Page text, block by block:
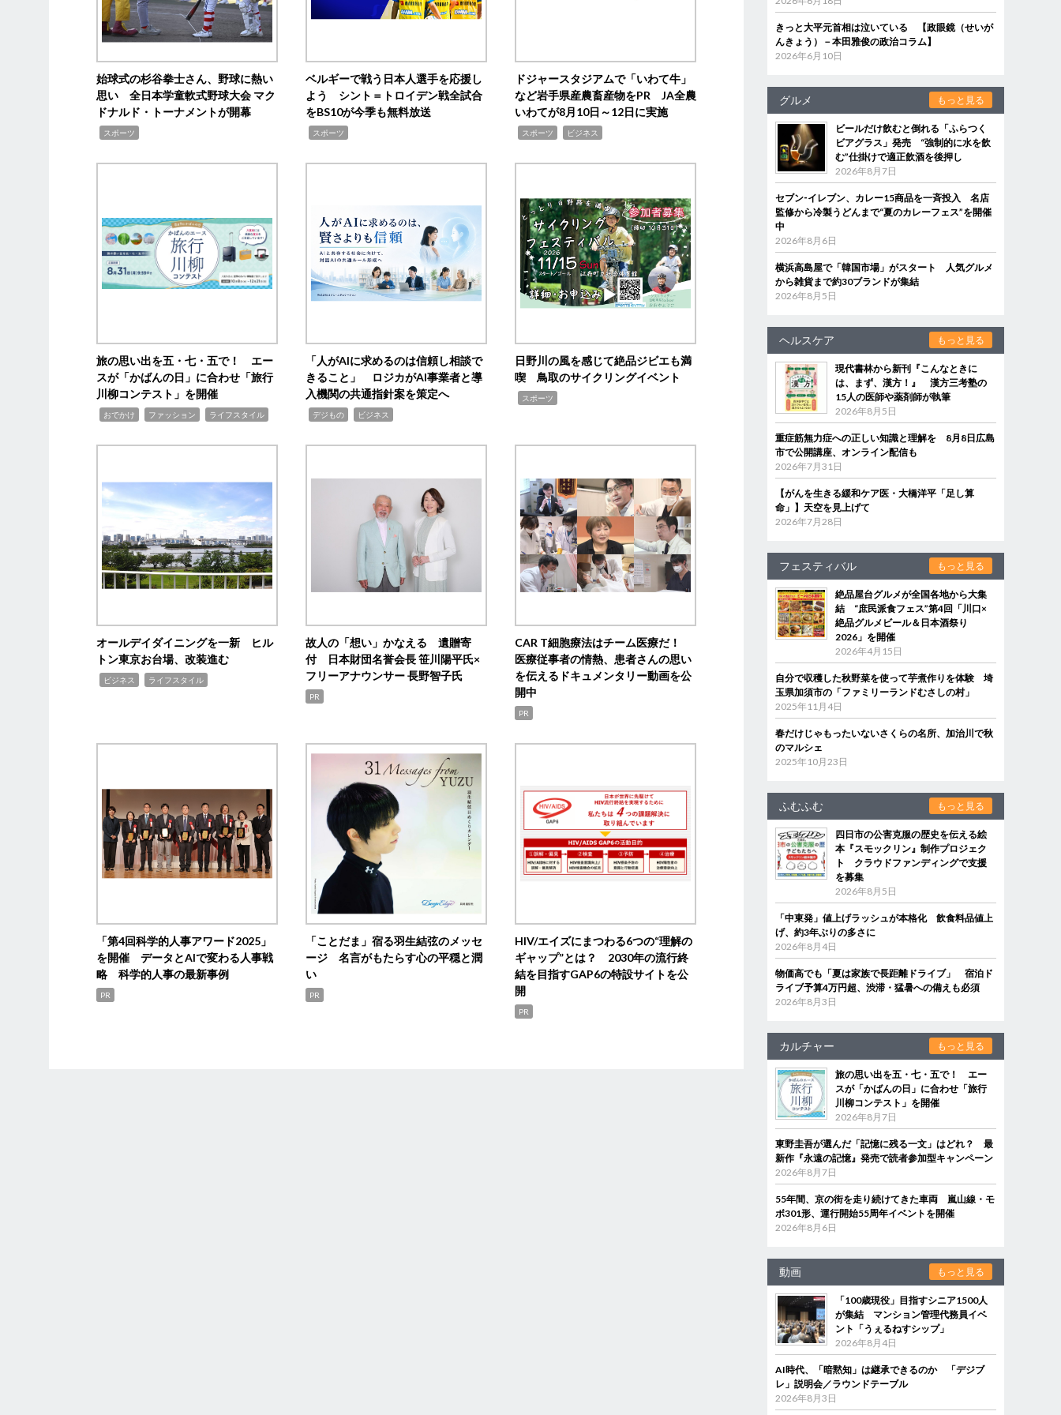
始球式の杉谷拳士さん、野球に熱い
思い 全日本学童軟式野球大会 マク
ドナルド・トーナメントが開幕
スポーツ
ベルギーで戦う日本人選手を応援し
よう シント＝トロイデン戦全試合
をBS10が今季も無料放送
スポーツ
ドジャースタジアムで「いわて牛」
など岩手県産農畜産物をPR JA全農
いわてが8月10日～12日に実施
スポーツ ビジネス
旅の思い出を五・七・五で！ エー
スが「かばんの日」に合わせ「旅行
川柳コンテスト」を開催
おでかけ ファッション ライフスタイル
「人がAIに求めるのは信頼し相談で
きること」 ロジカがAI事業者と導
入機関の共通指針案を策定へ
デジもの ビジネス
日野川の風を感じて絶品ジビエも満
喫 鳥取のサイクリングイベント
スポーツ
オールデイダイニングを一新 ヒル
トン東京お台場、改装進む
ビジネス ライフスタイル
故人の「想い」かなえる 遺贈寄
付 日本財団名誉会長 笹川陽平氏×
フリーアナウンサー 長野智子氏
PR
CAR T細胞療法はチーム医療だ！
医療従事者の情熱、患者さんの思い
を伝えるドキュメンタリー動画を公
開中
PR
「第4回科学的人事アワード2025」
を開催 データとAIで変わる人事戦
略 科学的人事の最新事例
PR
「ことだま」宿る羽生結弦のメッセ
ージ 名言がもたらす心の平穏と潤
い
PR
HIV/エイズにまつわる6つの“理解の
ギャップ”とは？ 2030年の流行終
結を目指すGAP6の特設サイトを公
開
PR
きっと大平元首相は泣いている 【政眼鏡（せいが
んきょう）－本田雅俊の政治コラム】
2026年6月10日
グルメ もっと見る
ビールだけ飲むと倒れる「ふらつく
ビアグラス」発売 “強制的に水を飲
む”仕掛けで適正飲酒を後押し
2026年8月7日
セブン‐イレブン、カレー15商品を一斉投入 名店
監修から冷製うどんまで“夏のカレーフェス”を開催
中
2026年8月6日
横浜高島屋で「韓国市場」がスタート 人気グルメ
から雑貨まで約30ブランドが集結
2026年8月5日
ヘルスケア もっと見る
現代書林から新刊『こんなときに
は、まず、漢方！』 漢方三考塾の
15人の医師や薬剤師が執筆
2026年8月5日
重症筋無力症への正しい知識と理解を 8月8日広島
市で公開講座、オンライン配信も
2026年7月31日
【がんを生きる緩和ケア医・大橋洋平「足し算
命」】天空を見上げて
2026年7月28日
フェスティバル もっと見る
絶品屋台グルメが全国各地から大集
結 “庶民派食フェス”第4回「川口×
絶品グルメビール＆日本酒祭り
2026」を開催
2026年4月15日
自分で収穫した秋野菜を使って芋煮作りを体験 埼
玉県加須市の「ファミリーランドむさしの村」
2025年11月4日
春だけじゃもったいないさくらの名所、加治川で秋
のマルシェ
2025年10月23日
ふむふむ もっと見る
四日市の公害克服の歴史を伝える絵
本『スモックリン』制作プロジェク
ト クラウドファンディングで支援
を募集
2026年8月5日
「中東発」値上げラッシュが本格化 飲食料品値上
げ、約3年ぶりの多さに
2026年8月4日
物価高でも「夏は家族で長距離ドライブ」 宿泊ド
ライブ予算4万円超、渋滞・猛暑への備えも必須
2026年8月3日
カルチャー もっと見る
旅の思い出を五・七・五で！ エー
スが「かばんの日」に合わせ「旅行
川柳コンテスト」を開催
2026年8月7日
東野圭吾が選んだ「記憶に残る一文」はどれ？ 最
新作『永遠の記憶』発売で読者参加型キャンペーン
2026年8月7日
55年間、京の街を走り続けてきた車両 嵐山線・モ
ボ301形、運行開始55周年イベントを開催
2026年8月6日
動画 もっと見る
「100歳現役」目指すシニア1500人
が集結 マンション管理代務員イベ
ント「うぇるねすシップ」
2026年8月4日
AI時代、「暗黙知」は継承できるのか 「デジブ
レ」説明会／ラウンドテーブル
2026年8月3日